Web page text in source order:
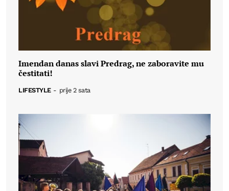
Imendan danas slavi Predrag, ne zaboravite mu
čestitati!
LIFESTYLE - prije 2 sata